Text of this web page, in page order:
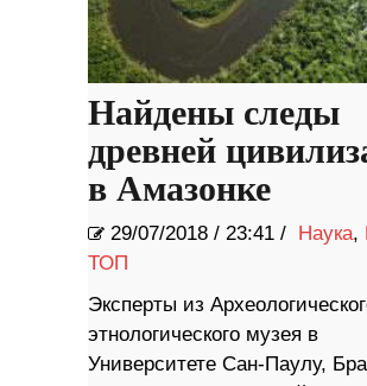
Найдены следы
древней
в Амазонке
29/07/2018 / 23:41 / Наука,
ТОП
Эксперты из
этнологического музея в
Университете Сан-Паулу,